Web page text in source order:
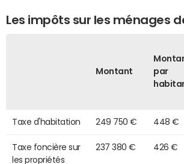
Les impôts sur les ménages
Montant
par
Taxe d'habitation 249 750 € 448 €
Taxe foncière sur
les propriétés
237 380 € 426 €